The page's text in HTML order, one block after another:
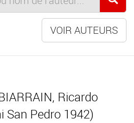
VOIR AUTEURS
Ricardo
San Pedro 1942)